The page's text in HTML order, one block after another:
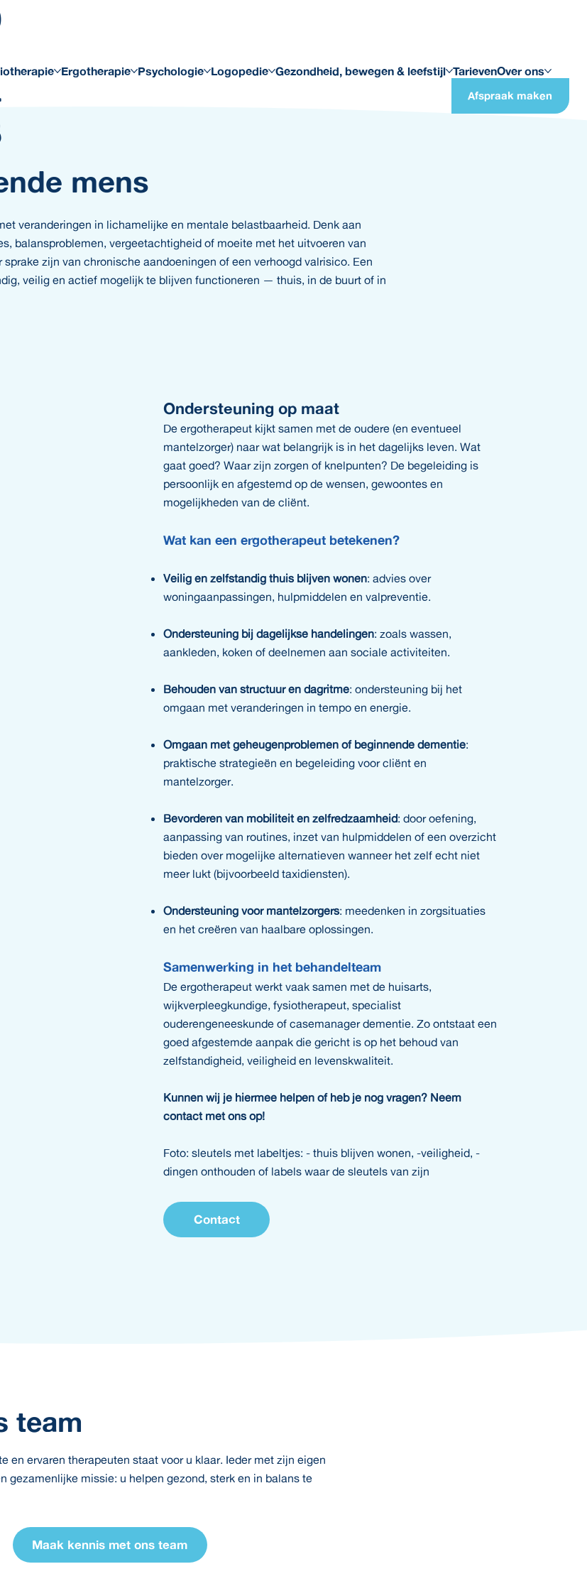
Ergotherapie Psychologie Logopedie Gezondheid, bewegen & leefstijl TarievenOver ons
Afspraak maken
mens
veranderingen in lichamelijke en mentale belastbaarheid. Denk aan
balansproblemen, vergeetachtigheid of moeite met het uitvoeren van
zijn van chronische aandoeningen of een verhoogd valrisico. Een
veilig en actief mogelijk te blijven functioneren — thuis, in de buurt of in
Ondersteuning op maat
De ergotherapeut kijkt samen met de oudere (en eventueel
mantelzorger) naar wat belangrijk is in het dagelijks leven. Wat
gaat goed? Waar zijn zorgen of knelpunten? De begeleiding is
persoonlijk en afgestemd op de wensen, gewoontes en
mogelijkheden van de cliënt.
Wat kan een ergotherapeut betekenen?
Veilig en zelfstandig thuis blijven wonen: advies over
woningaanpassingen, hulpmiddelen en valpreventie.
Ondersteuning bij dagelijkse handelingen: zoals wassen,
aankleden, koken of deelnemen aan sociale activiteiten.
Behouden van structuur en dagritme: ondersteuning bij het
omgaan met veranderingen in tempo en energie.
Omgaan met geheugenproblemen of beginnende dementie:
praktische strategieën en begeleiding voor cliënt en
mantelzorger.
Bevorderen van mobiliteit en zelfredzaamheid: door oefening,
aanpassing van routines, inzet van hulpmiddelen of een overzicht
bieden over mogelijke alternatieven wanneer het zelf echt niet
meer lukt (bijvoorbeeld taxidiensten).
Ondersteuning voor mantelzorgers: meedenken in zorgsituaties
en het creëren van haalbare oplossingen.
Samenwerking in het behandelteam
De ergotherapeut werkt vaak samen met de huisarts,
wijkverpleegkundige, fysiotherapeut, specialist
ouderengeneeskunde of casemanager dementie. Zo ontstaat een
goed afgestemde aanpak die gericht is op het behoud van
zelfstandigheid, veiligheid en levenskwaliteit.
Kunnen wij je hiermee helpen of heb je nog vragen? Neem
contact met ons op!
Foto: sleutels met labeltjes: - thuis blijven wonen, -veiligheid, -
dingen onthouden of labels waar de sleutels van zijn
Contact
team
en ervaren therapeuten staat voor u klaar. Ieder met zijn eigen
gezamenlijke missie: u helpen gezond, sterk en in balans te
Maak kennis met ons team